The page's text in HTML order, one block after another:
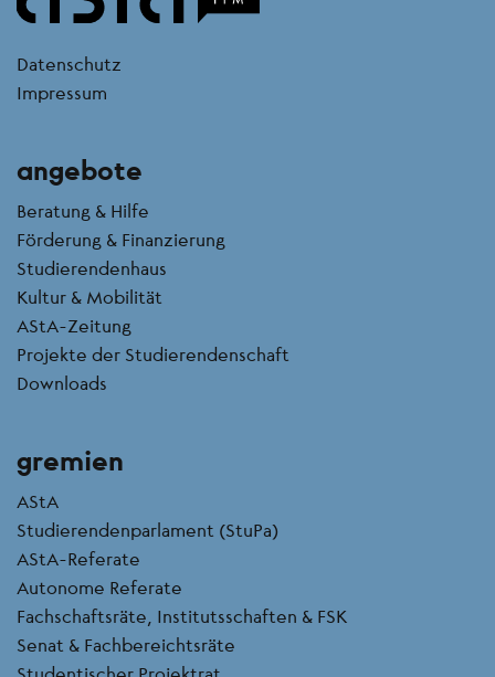
kontakt
Datenschutz
Impressum
angebote
Beratung & Hilfe
Förderung & Finanzierung
Studierendenhaus
Kultur & Mobilität
AStA-Zeitung
Projekte der Studierendenschaft
Downloads
gremien
AStA
Studierendenparlament (StuPa)
AStA-Referate
Autonome Referate
Fachschaftsräte, Institutsschaften & FSK
Senat & Fachbereichtsräte